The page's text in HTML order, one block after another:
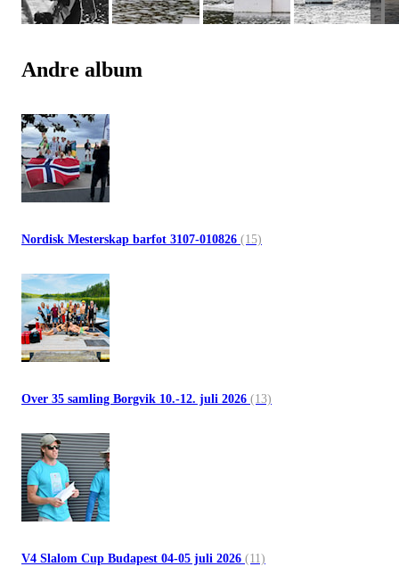
Andre album
Nordisk Mesterskap barfot 3107-010826 (15)
Over 35 samling Borgvik 10.-12. juli 2026 (13)
V4 Slalom Cup Budapest 04-05 juli 2026 (11)